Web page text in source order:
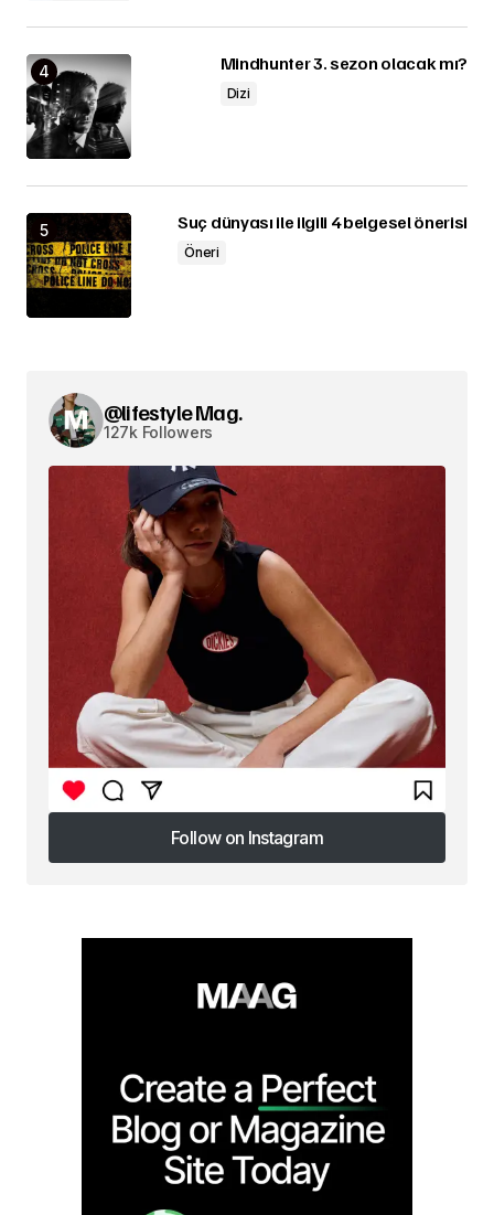
Mindhunter 3. sezon olacak mı?
Dizi
Suç dünyası ile ilgili 4 belgesel önerisi
Öneri
@lifestyle Mag.
127k Followers
Follow on Instagram
Follow on Instagram